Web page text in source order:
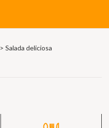
> Salada deliciosa